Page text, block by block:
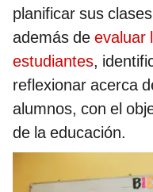
planificar sus
además de evaluar
estudiantes,
reflexionar acerca
alumnos, con el
de la educación.